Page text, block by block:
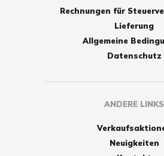
Rechnungen für
Lieferung
Allgemeine
Datenschutz
ANDERE LINKS
Neuigkeiten